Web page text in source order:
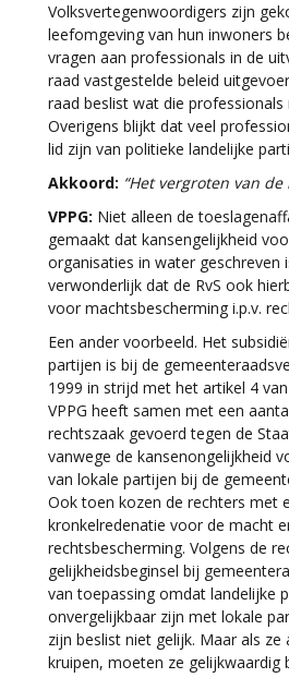
Volksvertegenwoordigers zijn
leefomgeving van hun inwoners
vragen aan professionals in de
raad vastgestelde beleid
raad beslist wat die
Overigens blijkt dat veel
lid zijn van politieke landelijke
Akkoord: “Het vergroten van
VPPG: Niet alleen de
gemaakt dat kansengelijkheid
organisaties in water geschreven
verwonderlijk dat de RvS ook
voor machtsbescherming i.p.v.
Een ander voorbeeld. Het
partijen is bij de
1999 in strijd met het artikel 4
VPPG heeft samen met een
rechtszaak gevoerd tegen de
vanwege de kansenongelijkheid
van lokale partijen bij de
Ook toen kozen de rechters met
kronkelredenatie voor de macht
rechtsbescherming. Volgens de
gelijkheidsbeginsel bij
van toepassing omdat landelijke
onvergelijkbaar zijn met lokale
zijn beslist niet gelijk. Maar als
kruipen, moeten ze gelijkwaardig